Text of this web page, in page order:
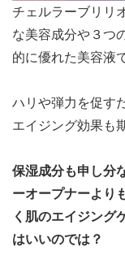
チェルラーブリリ
な美容成分や３つ
的に優れた美容液
ハリや弾力を促す
エイジング効果も
保湿成分も申し分
ーオープナーより
く肌のエイジング
はいいのでは？